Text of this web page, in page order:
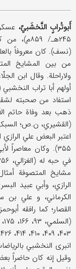
أَبوتُرابٍ النَّخشَبيّ،
۲۴۵هـ/
(نسف). کان معروفاً
من بین المشایخ
استفاد من صحبته
ذهب بعد وفاة حاتم
(القشیري، ن.ص؛ السبکي، ۲/۳۰۷؛ ابن العماد، ۲/
۳۵۵). وکان معاصراً
مشایخ المتصوفة
الرازي، وأبي عبید
الکرماني، و علي بن
القصار؛ کما رافقه
۴۰۳، ۴۰۹، ۴۱۰، ۴۱۴، ۴۲۶، ۴۲۶).
انبری النخشبي